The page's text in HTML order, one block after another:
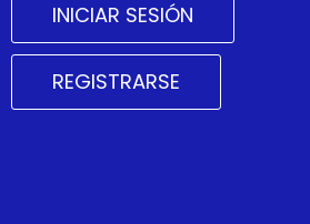
INICIAR SESIÓN
REGISTRARSE